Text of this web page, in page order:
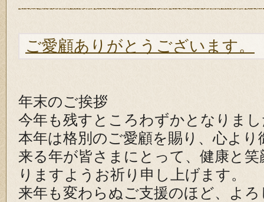
ご愛顧ありがとうございます。
年末のご挨拶
今年も残すところわずかとなりま
本年は格別のご愛顧を賜り、心よ
来る年が皆さまにとって、健康と
りますようお祈り申し上げます。
来年も変わらぬご支援のほど、よ